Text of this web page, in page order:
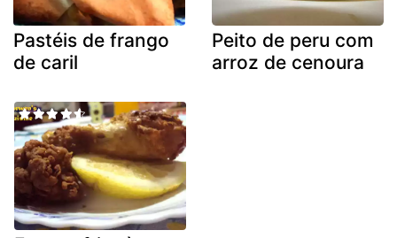
Pastéis de frango
de caril
Peito de peru com
arroz de cenoura